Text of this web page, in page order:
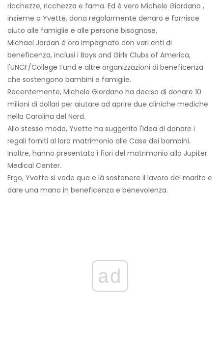
ricchezze, ricchezza e fama. Ed è vero Michele Giordano ,
insieme a Yvette, dona regolarmente denaro e fornisce
aiuto alle famiglie e alle persone bisognose.
Michael Jordan è ora impegnato con vari enti di
beneficenza, inclusi i Boys and Girls Clubs of America,
l'UNCF/College Fund e altre organizzazioni di beneficenza
che sostengono bambini e famiglie.
Recentemente, Michele Giordano ha deciso di donare 10
milioni di dollari per aiutare ad aprire due cliniche mediche
nella Carolina del Nord.
Allo stesso modo, Yvette ha suggerito l'idea di donare i
regali forniti al loro matrimonio alle Case dei bambini.
Inoltre, hanno presentato i fiori del matrimonio allo Jupiter
Medical Center.
Ergo, Yvette si vede qua e là sostenere il lavoro del marito e
dare una mano in beneficenza e benevolenza.
ad